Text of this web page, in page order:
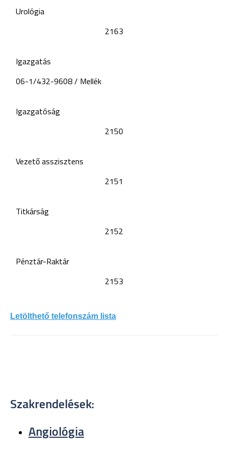
Urológia
2163
Igazgatás
06-1/432-9608 / Mellék
Igazgatóság
2150
Vezető asszisztens
2151
Titkárság
2152
Pénztár-Raktár
2153
Letölthető telefonszám lista
Szakrendelések:
Angiológia